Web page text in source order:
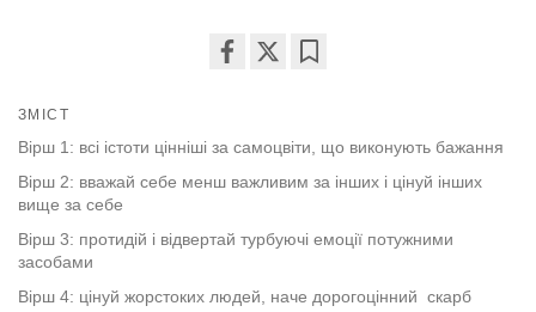
ЗМІСТ
Вірш 1: всі істоти цінніші за самоцвіти, що виконують бажання
Вірш 2: вважай себе менш важливим за інших і цінуй інших
вище за себе
Вірш 3: протидій і відвертай турбуючі емоції потужними
засобами
Вірш 4: цінуй жорстоких людей, наче дорогоцінний скарб